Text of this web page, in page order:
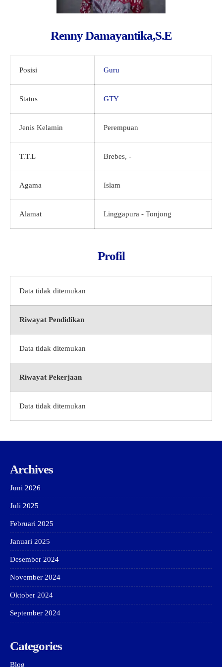
Renny Damayantika,S.E
Posisi Guru
Status GTY
Jenis Kelamin Perempuan
T.T.L Brebes, -
Agama Islam
Alamat Linggapura - Tonjong
Profil
Data tidak ditemukan
Riwayat Pendidikan
Data tidak ditemukan
Riwayat Pekerjaan
Data tidak ditemukan
Archives
Juni 2026
Juli 2025
Februari 2025
Januari 2025
Desember 2024
November 2024
Oktober 2024
September 2024
Categories
Blog